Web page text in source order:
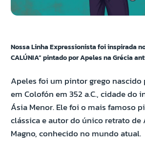
Nossa Linha Expressionista foi inspirada
CALÚNIA” pintado por Apeles na Grécia
Apeles foi um pintor grego nascido
em Colofón em 352 a.C., cidade do
Ásia Menor. Ele foi o mais famoso
clássica e autor do único retrato de
Magno, conhecido no mundo atual.